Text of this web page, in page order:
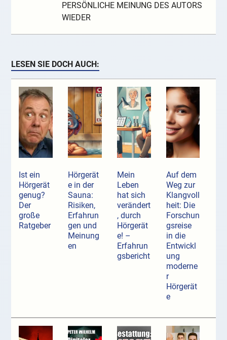
PERSÖNLICHE MEINUNG DES AUTORS
WIEDER
LESEN SIE DOCH AUCH:
Ist ein
Hörgerät
genug?
Der
große
Ratgeber
Hörgerät
e in der
Sauna:
Risiken,
Erfahrun
gen und
Meinung
en
Mein
Leben
hat sich
verändert
, durch
Hörgerät
e! –
Erfahrun
gsbericht
Auf dem
Weg zur
Klangvoll
heit: Die
Forschun
gsreise
in die
Entwickl
ung
moderne
r
Hörgerät
e